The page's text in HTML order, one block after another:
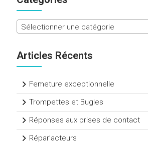
Sélectionner une catégorie
Articles Récents
Femeture exceptionnelle
Trompettes et Bugles
Réponses aux prises de contact
Répar’acteurs